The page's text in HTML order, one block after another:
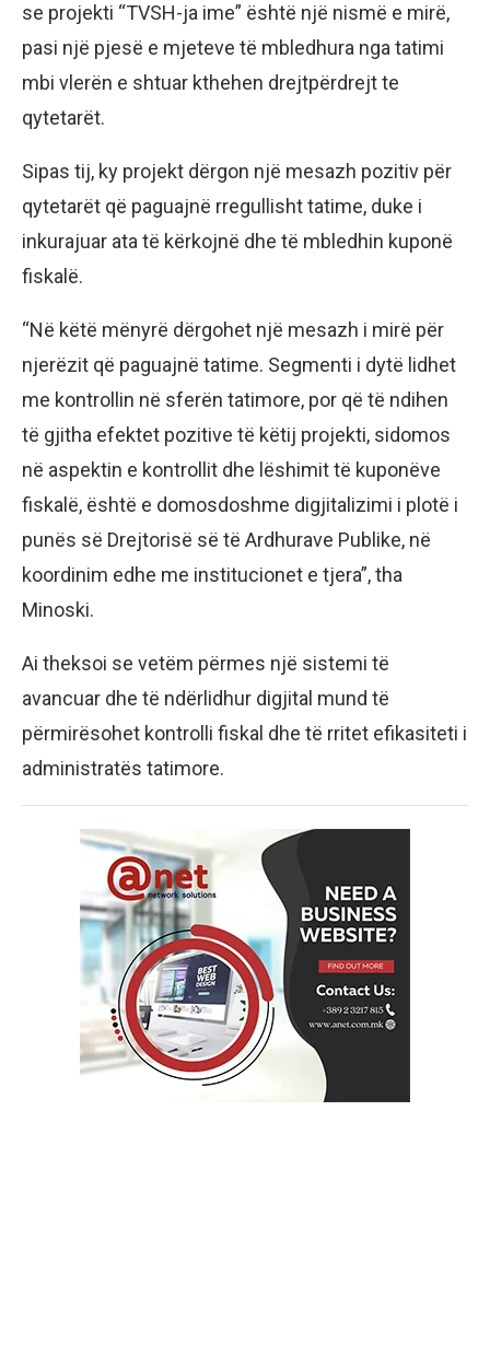
se projekti “TVSH-ja ime” është një nismë e mirë,
pasi një pjesë e mjeteve të mbledhura nga tatimi
mbi vlerën e shtuar kthehen drejtpërdrejt te
qytetarët.
Sipas tij, ky projekt dërgon një mesazh pozitiv për
qytetarët që paguajnë rregullisht tatime, duke i
inkurajuar ata të kërkojnë dhe të mbledhin kuponë
fiskalë.
“Në këtë mënyrë dërgohet një mesazh i mirë për
njerëzit që paguajnë tatime. Segmenti i dytë lidhet
me kontrollin në sferën tatimore, por që të ndihen
të gjitha efektet pozitive të këtij projekti, sidomos
në aspektin e kontrollit dhe lëshimit të kuponëve
fiskalë, është e domosdoshme digjitalizimi i plotë i
punës së Drejtorisë së të Ardhurave Publike, në
koordinim edhe me institucionet e tjera”, tha
Minoski.
Ai theksoi se vetëm përmes një sistemi të
avancuar dhe të ndërlidhur digjital mund të
përmirësohet kontrolli fiskal dhe të rritet efikasiteti i
administratës tatimore.